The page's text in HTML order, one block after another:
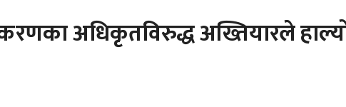
अधिकृतविरुद्ध अख्तियारले